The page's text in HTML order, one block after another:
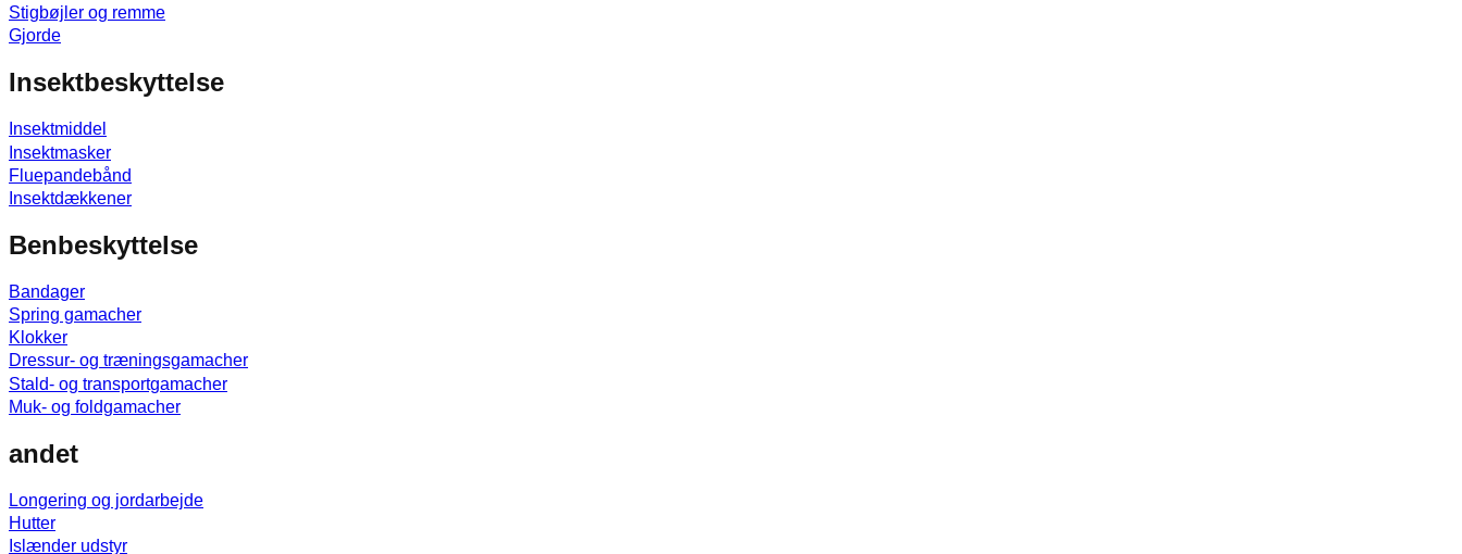
Stigbøjler og remme
Gjorde
Insektbeskyttelse
Insektmiddel
Insektmasker
Fluepandebånd
Insektdækkener
Benbeskyttelse
Bandager
Spring gamacher
Klokker
Dressur- og træningsgamacher
Stald- og transportgamacher
Muk- og foldgamacher
andet
Longering og jordarbejde
Hutter
Islænder udstyr